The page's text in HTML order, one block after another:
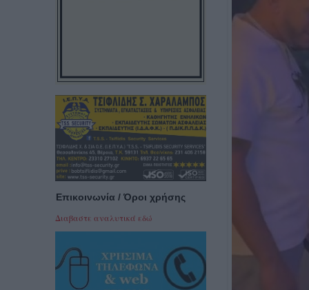
Επικοινωνία / Όροι χρήσης
Διαβαστε αναλυτικά εδώ